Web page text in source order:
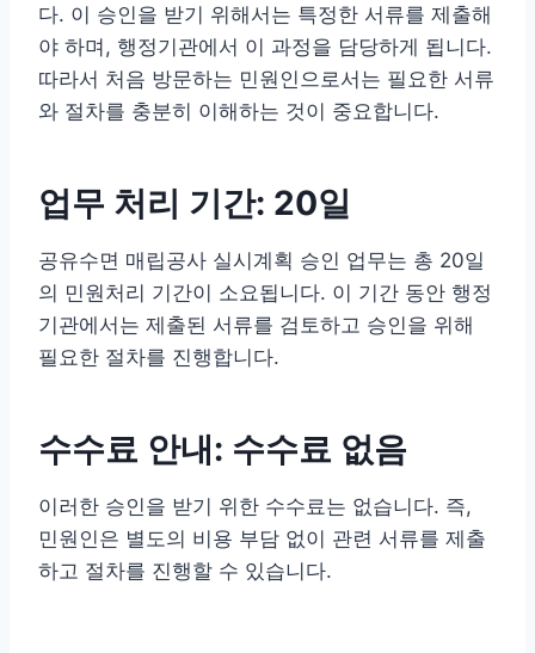
다. 이 승인을 받기 위해서는 특정한 서류를 제출해
야 하며, 행정기관에서 이 과정을 담당하게 됩니다.
따라서 처음 방문하는 민원인으로서는 필요한 서류
와 절차를 충분히 이해하는 것이 중요합니다.
업무 처리 기간: 20일
공유수면 매립공사 실시계획 승인 업무는 총 20일
의 민원처리 기간이 소요됩니다. 이 기간 동안 행정
기관에서는 제출된 서류를 검토하고 승인을 위해
필요한 절차를 진행합니다.
수수료 안내: 수수료 없음
이러한 승인을 받기 위한 수수료는 없습니다. 즉,
민원인은 별도의 비용 부담 없이 관련 서류를 제출
하고 절차를 진행할 수 있습니다.